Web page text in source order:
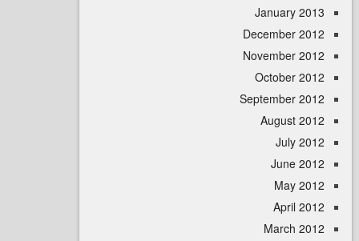
January
December
November
October
September
August
July
June
May
April
March